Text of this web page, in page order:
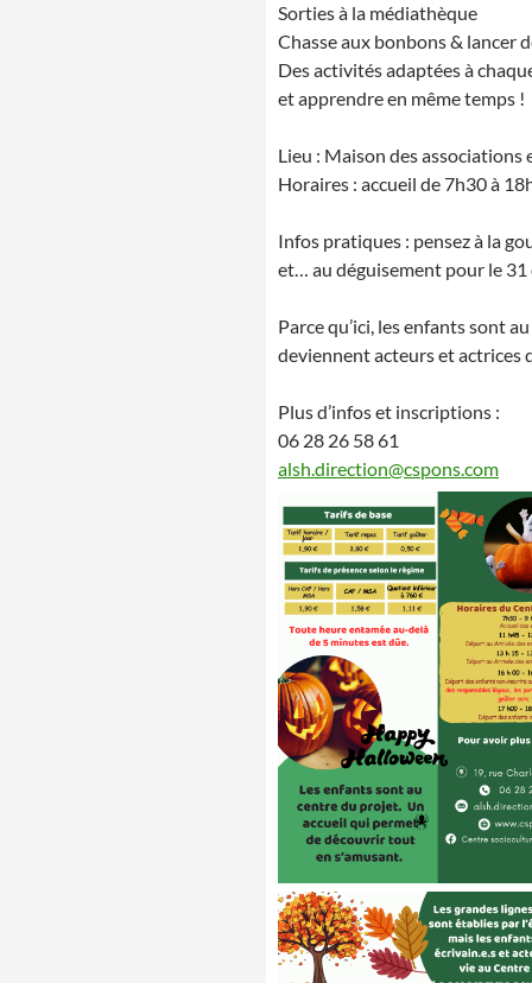
Sorties à la médiathèque
Chasse aux bonbons & lancer
Des activités adaptées à
et apprendre en même temps !
Lieu : Maison des associations
Horaires : accueil de 7h30 à
Infos pratiques : pensez à la
et… au déguisement pour le
Parce qu’ici, les enfants sont
deviennent acteurs et actrices
Plus d’infos et inscriptions :
06 28 26 58 61
alsh.direction@cspons.com